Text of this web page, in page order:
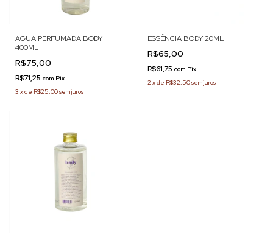
AGUA PERFUMADA BODY
400ML
R$75,00
R$71,25 com Pix
3 xde R$25,00sem juros
ESSÊNCIA BODY 20ML
R$65,00
R$61,75 com Pix
2 xde R$32,50sem juros